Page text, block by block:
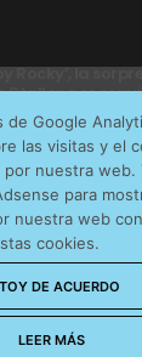
Rocky’, la
se
DE PRIVACIDAD
Designed by
de Google
las visitas y el
nuestra web.
para
nuestra web
cookies.
DE ACUERDO
LEER MÁS
y conocer
cambiar las
sobre las
de cookies
cookies
permitir